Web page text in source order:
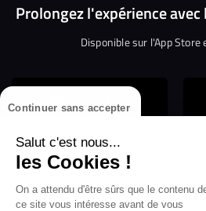
Continuer sans accepter
Salut c'est nous...
les Cookies !
On a attendu d'être sûrs que le contenu
ce site vous intéresse avant de vous
Prolongez l'expérience
Disponible sur l'App Store
Confidentialité